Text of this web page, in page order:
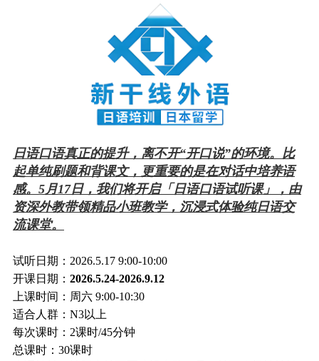
日语口语真正的提升，离不开“开口说”的环境。比
起单纯刷题和背课文，更重要的是在对话中培养语
感。5月17日，我们将开启「日语口语试听课」，由
资深外教带领精品小班教学，沉浸式体验纯日语交
流课堂。
试听日期：2026.5.17 9:00-10:00
开课日期： 2026.5.24-2026.9.12
上课时间：周六 9:00-10:30
适合人群：N3以上
每次课时：2课时/45分钟
总课时：30课时